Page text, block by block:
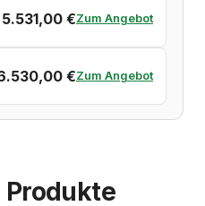
5.531,00 €Zum Angebot
€Zum Angebot